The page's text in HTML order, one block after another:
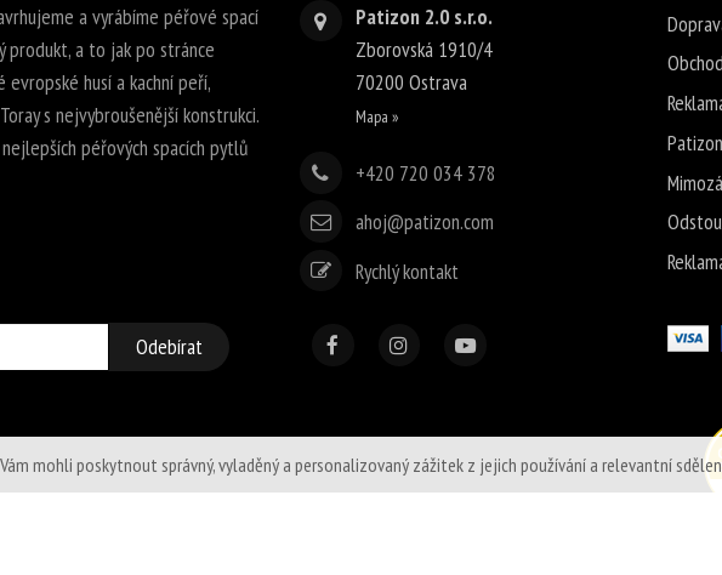
a vyrábíme péřové spací
produkt, a to jak po stránce
husí a kachní peří,
s nejvybroušenější konstrukci.
péřových spacích pytlů
Odebírat
Patizon 2.0 s.r.o.
Zborovská 1910/4
70200Ostrava
Mapa »
+420 720 034 378
ahoj@patizon.com
Rychlý kontakt
mohli poskytnout správný, vyladěný a personalizovaný zážitek z jejich používání a relevantní